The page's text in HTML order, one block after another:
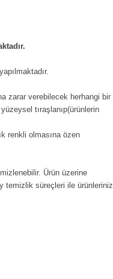
zarar verebilecek herhangi bir
tıraşlanıp(ürünlerin
renkli olmasına özen
Ürün üzerine
temizlik süreçleri ile ürünleriniz